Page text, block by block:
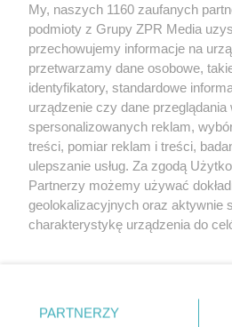
Żaden utwór zamieszczony w serwisie nie
rozpowszechniany lub dalej
tym także elektroniczny lub mechaniczny)
eksploatacji w jakiejkolwiek formie,
Internecie bez pisemnej zgody właściciela
wykorzystanie utworów w całości lub w
tzn. bez właściwej zgody, jest zabronione
ścigane prawnie.
My, naszych 1160 zaufanych
podmioty z Grupy ZPR Media
przechowujemy informacje na
przetwarzamy dane osobowe,
identyfikatory, standardowe
urządzenie czy dane przeglądania
spersonalizowanych reklam,
treści, pomiar reklam i treści,
ulepszanie usług. Za zgodą
Partnerzy możemy używać
geolokalizacyjnych oraz aktywnie
charakterystykę urządzenia do
zmienić/wycofać klikając przycisk
PARTNERZY